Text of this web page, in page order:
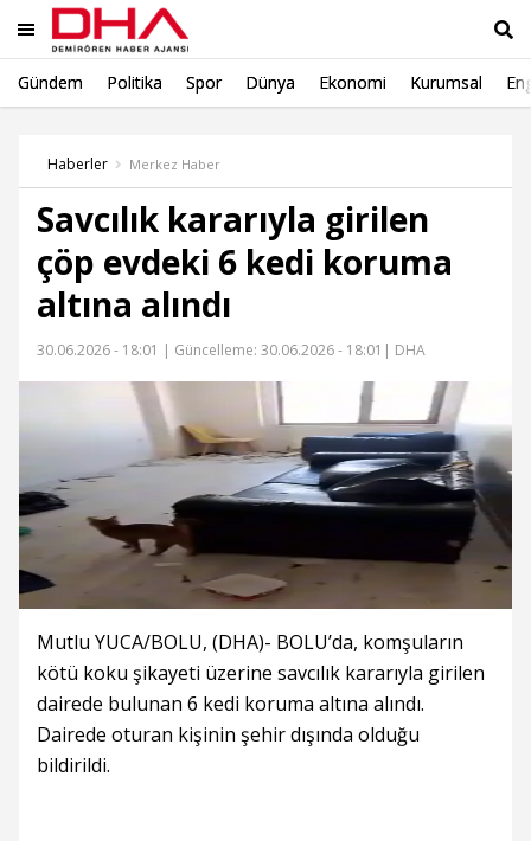
Gündem Politika Spor Dünya Ekonomi Kurumsal
Haberler Merkez Haber
Savcılık kararıyla girilen
çöp evdeki 6 kedi koruma
altına alındı
30.06.2026 - 18:01 | Güncelleme: 30.06.2026 - 18:01 | DHA
Mutlu YUCA/BOLU, (DHA)- BOLU’da, komşuların
kötü koku şikayeti üzerine savcılık kararıyla girilen
dairede bulunan 6 kedi koruma altına alındı.
Dairede oturan kişinin şehir dışında olduğu
bildirildi.